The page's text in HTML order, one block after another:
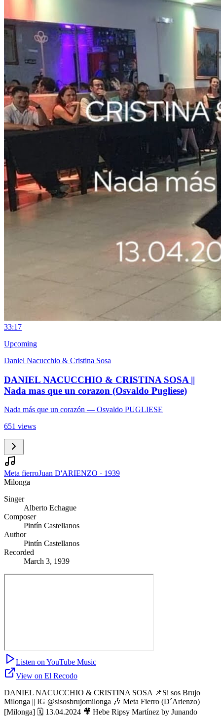
33:17
Upcoming
Daniel Nacucchio & Cristina Sosa
DANIEL NACUCCHIO & CRISTINA SOSA ||
Nada mas que un corazon (Osvaldo Pugliese)
Nada más que un corazón — Osvaldo PUGLIESE
651 views
Meta fierroJuan D'ARIENZO · 1939
Milonga
Singer
Alberto Echague
Composer
Pintín Castellanos
Author
Pintín Castellanos
Recorded
March 3, 1939
Listen on YouTube Music
View on El Recodo
DANIEL NACUCCHIO & CRISTINA SOSA 📌Si sos Brujo
Milonga || IG @sisosbrujomilonga 🎶 Meta Fierro (D´Arienzo)
[Milonga] 🗓 13.04.2024 🎥 Hebe Ripsy Martínez by Junando